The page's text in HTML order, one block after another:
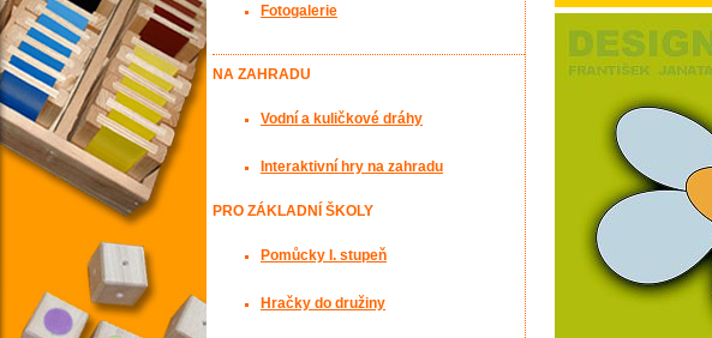
Fotogalerie
NA ZAHRADU
Vodní a kuličkové dráhy
Interaktivní hry na zahradu
PRO ZÁKLADNÍ ŠKOLY
Pomůcky I. stupeň
Hračky do družiny